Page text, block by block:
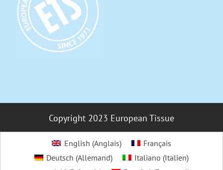
Copyright 2023 European Tissue
English (Anglais)
Français
Deutsch (Allemand) Italiano (Italien)